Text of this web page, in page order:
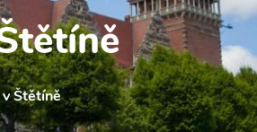
Štětíně